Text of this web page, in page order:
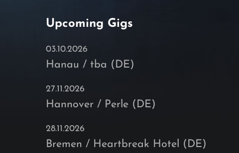
Upcoming Gigs
03.10.2026
Hanau / tba (DE)
27.11.2026
Hannover / Perle (DE)
28.11.2026
Bremen / Heartbreak Hotel (DE)